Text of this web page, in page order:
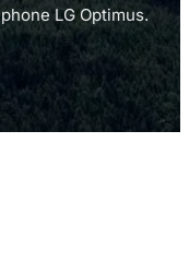
LG Optimus.